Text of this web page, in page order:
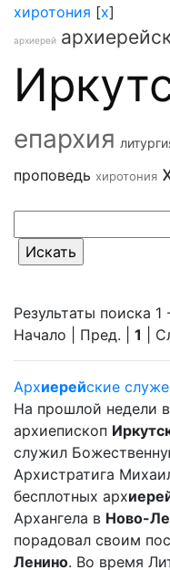
хиротония [x]
архиерей
епархия
проповедь хиротония
Результаты поиска 1
Начало | Пред. | 1 |
Архиерейские
На прошлой недели
архиепископ
служил
Архистратига
бесплотных арх
Архангела в Ново-
порадовал своим
Ленино. Во время